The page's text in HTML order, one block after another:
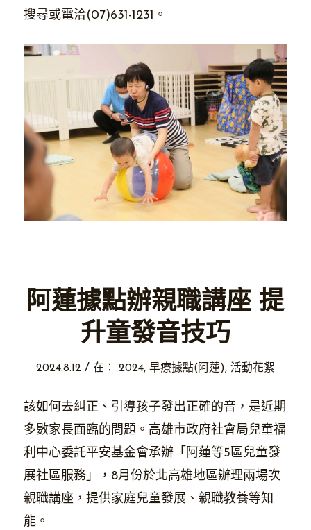
搜尋或電洽(07)631-1231。
阿蓮據點辦親職講座 提
升童發音技巧
2024.8.12 / 在： 2024, 早療據點(阿蓮), 活動花絮
該如何去糾正、引導孩子發出正確的音，是近期
多數家長面臨的問題。高雄市政府社會局兒童福
利中心委託平安基金會承辦「阿蓮等5區兒童發
展社區服務」，8月份於北高雄地區辦理兩場次
親職講座，提供家庭兒童發展、親職教養等知
能。